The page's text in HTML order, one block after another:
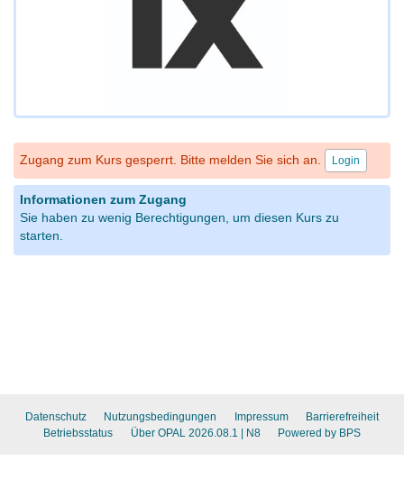
Zugang zum Kurs gesperrt. Bitte melden Sie sich an. Login
Informationen zum Zugang
Sie haben zu wenig Berechtigungen, um diesen Kurs zu
starten.
Datenschutz Nutzungsbedingungen Impressum
Barrierefreiheit
Betriebsstatus
Über OPAL 2026.08.1 | N8 Powered by BPS